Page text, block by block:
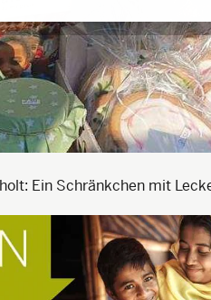
Ein Schränkchen mit